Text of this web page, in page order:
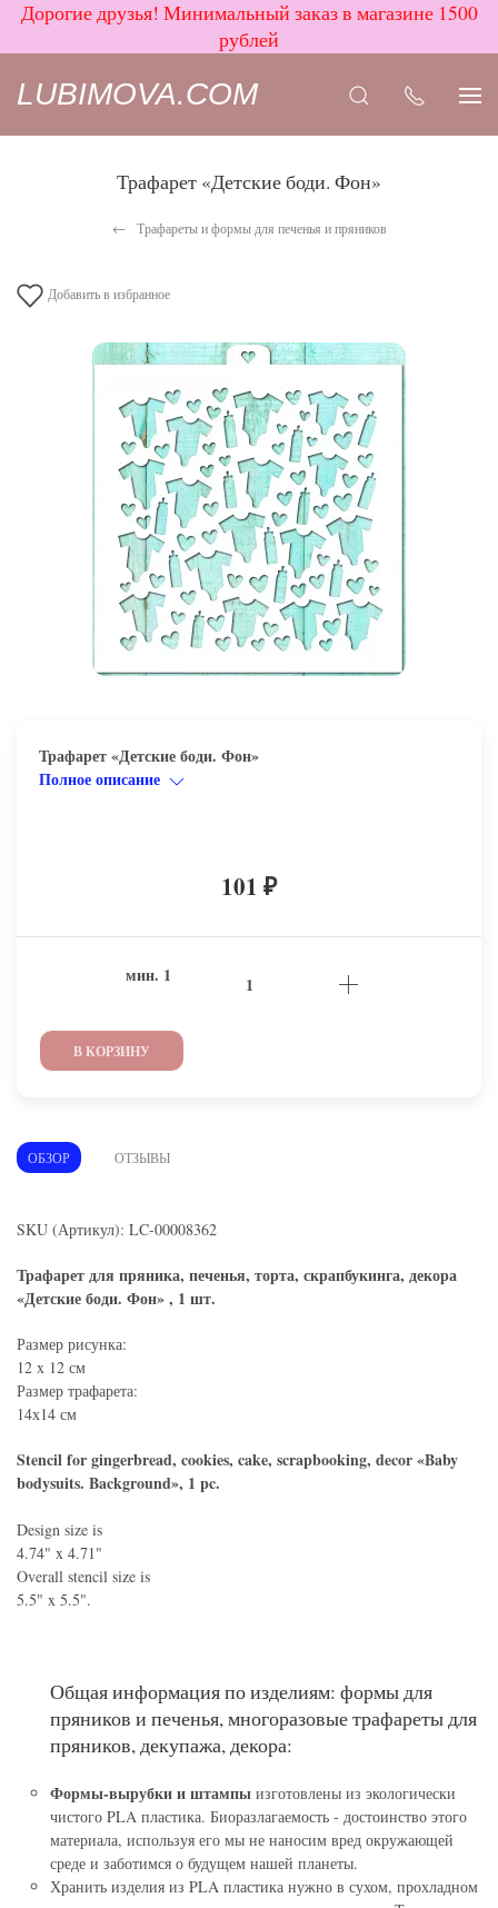
Дорогие друзья! Минимальный заказ в магазине 1500
рублей
LUBIMOVA.COM
Трафарет «Детские боди. Фон»
Трафареты и формы для печенья и пряников
Добавить в избранное
Трафарет «Детские боди. Фон»
Полное описание
101 ₽
мин. 1
В КОРЗИНУ
ОБЗОР ОТЗЫВЫ
SKU (Артикул): LC-00008362
Трафарет для пряника, печенья, торта, скрапбукинга, декора
«Детские боди. Фон» , 1 шт.
Размер рисунка:
12 x 12 см
Размер трафарета:
14х14 см
Stencil for gingerbread, cookies, cake, scrapbooking, decor «Baby
bodysuits. Background», 1 pc.
Design size is
4.74" x 4.71"
Overall stencil size is
5.5" x 5.5".
Общая информация по изделиям: формы для
пряников и печенья, многоразовые трафареты для
пряников, декупажа, декора:
Формы-вырубки и штампы изготовлены из экологически
чистого PLA пластика. Биоразлагаемость - достоинство этого
материала, используя его мы не наносим вред окружающей
среде и заботимся о будущем нашей планеты.
Хранить изделия из PLA пластика нужно в сухом, прохладном